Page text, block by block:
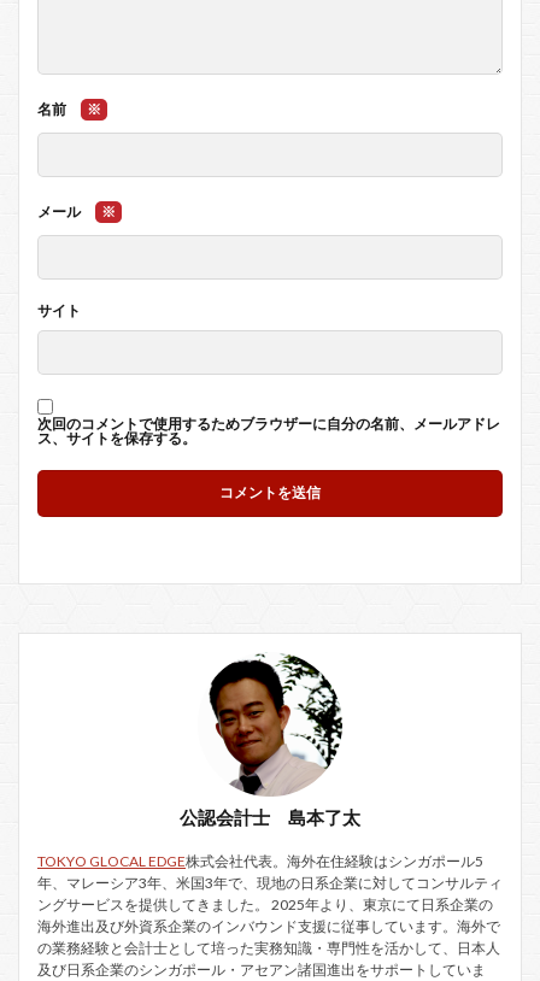
名前 ※
メール ※
サイト
次回のコメントで使用するためブラウザーに自分の名前、メールアドレ
ス、サイトを保存する。
公認会計士 島本了太
TOKYO GLOCAL EDGE株式会社代表。海外在住経験はシンガポール5
年、マレーシア3年、米国3年で、現地の日系企業に対してコンサルティ
ングサービスを提供してきました。 2025年より、東京にて日系企業の
海外進出及び外資系企業のインバウンド支援に従事しています。海外で
の業務経験と会計士として培った実務知識・専門性を活かして、日本人
及び日系企業のシンガポール・アセアン諸国進出をサポートしていま